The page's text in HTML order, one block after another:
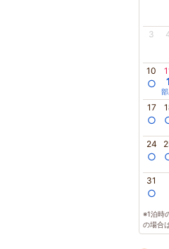
3
10
○
17
○
24
○
31
○
※1泊時
の場合